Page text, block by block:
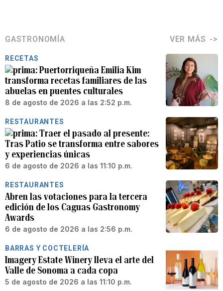
GASTRONOMÍA VER MÁS
RECETAS
Puertorriqueña Emilia Kim
transforma recetas familiares de las
abuelas en puentes culturales
8 de agosto de 2026 a las 2:52 p.m.
RESTAURANTES
Traer el pasado al presente:
Tras Patio se transforma entre sabores
y experiencias únicas
6 de agosto de 2026 a las 11:10 p.m.
RESTAURANTES
Abren las votaciones para la tercera
edición de los Caguas Gastronomy
Awards
6 de agosto de 2026 a las 2:56 p.m.
BARRAS Y COCTELERÍA
Imagery Estate Winery lleva el arte del
Valle de Sonoma a cada copa
5 de agosto de 2026 a las 11:10 p.m.